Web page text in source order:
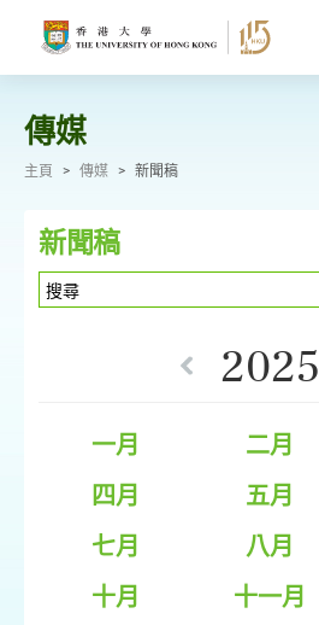
傳媒
主頁 > 傳媒 > 新聞稿
新聞稿
2025
一月 二月
四月
五月
七月
八月
十月
十一月